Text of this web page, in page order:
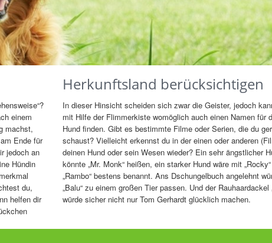
einem
machst,
Ende für
jedoch an
Hündin
du,
helfen dir
Herkunftsland berücksichtigen
In dieser Hinsicht scheiden sich zwar die Geister, jedoch
mit Hilfe der Flimmerkiste womöglich auch einen Namen für
Hund finden. Gibt es bestimmte Filme oder Serien, die du
schaust? Vielleicht erkennst du in der einen oder anderen
deinen Hund oder sein Wesen wieder? Ein sehr ängstlicher
könnte „Mr. Monk“ heißen, ein starker Hund wäre mit
„Rambo“ bestens benannt. Ans Dschungelbuch angelehnt
„Balu“ zu einem großen Tier passen. Und der Rauhaardackel
würde sicher nicht nur Tom Gerhardt glücklich machen.